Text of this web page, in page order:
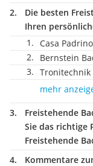
Die besten
Ihren
Casa
Bernstein
Tronitechnik
mehr
Freistehende
Sie das richtige
Freistehende
Kommentare